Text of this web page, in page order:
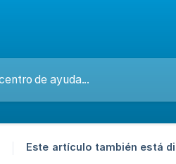
Este artículo también está